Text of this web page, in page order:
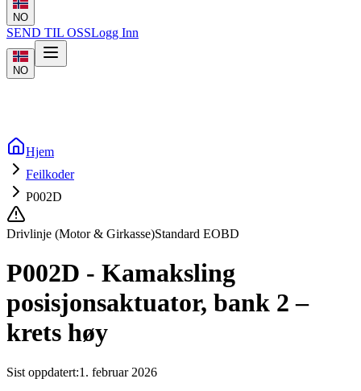
NO
SEND TIL OSSLogg Inn
NO
Hjem
Feilkoder
P002D
Drivlinje (Motor & Girkasse)Standard EOBD
P002D - Kamaksling
posisjonsaktuator, bank 2 –
krets høy
Sist oppdatert:1. februar 2026